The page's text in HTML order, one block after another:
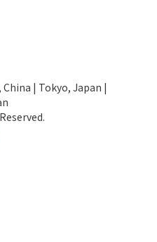
China | Tokyo, Japan |